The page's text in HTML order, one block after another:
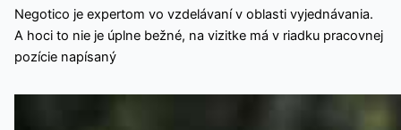
Negotico je expertom vo vzdelávaní v oblasti vyjednávania.
A hoci to nie je úplne bežné, na vizitke má v riadku pracovnej
pozície napísaný